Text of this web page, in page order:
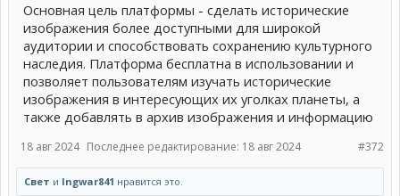
Основная цель платформы - сделать исторические
изображения более доступными для широкой
аудитории и способствовать сохранению культурного
наследия. Платформа бесплатна в использовании и
позволяет пользователям изучать исторические
изображения в интересующих их уголках планеты, а
также добавлять в архив изображения и информацию
#372
18 авг 2024 Последнее редактирование: 18 авг 2024
Свет и Ingwar841 нравится это.